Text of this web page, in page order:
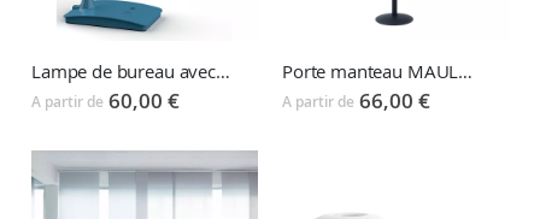
Lampe de bureau avec tête flexible MAULPEARLY
A partir de 60,00 €
Porte manteau MAULAURA
A partir de 66,00 €